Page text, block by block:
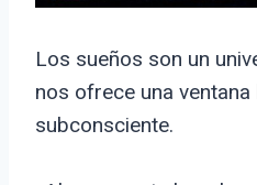
Los sueños son un
nos ofrece una
subconsciente.